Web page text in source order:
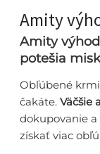
Amity
Amity
potešia
Obľúbené
čakáte. Väčšie
dokupovanie
získať viac